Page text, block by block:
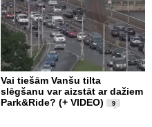
Vai tiešām Vanšu tilta
slēgšanu var aizstāt ar dažiem
Park&Ride? (+ VIDEO)
9